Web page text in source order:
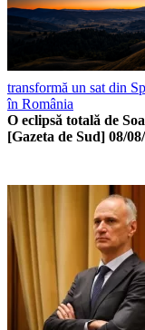
transformă un sat din
în România
O eclipsă totală de
[Gazeta de Sud] 08/